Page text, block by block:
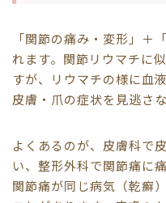
「関節の痛み・変形」＋
れます。関節リウマチに
すが、リウマチの様に血
皮膚・爪の症状を見逃さ
よくあるのが、皮膚科で
い、整形外科で関節痛に
関節痛が同じ病気（乾癬